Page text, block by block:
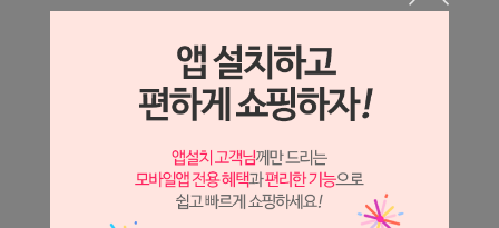
상세정보 새창 열기
상세 정보를 확대해 보실 수 있습니다.
※ 필독해주세요 ※
장미는 시세 변동에 따라 가격이 달라질 수 있으니